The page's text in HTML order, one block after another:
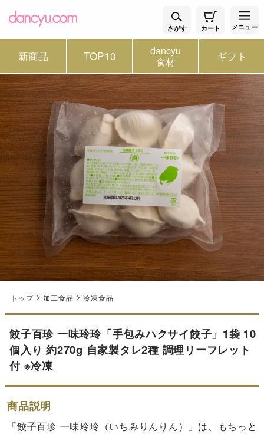
さがす カート メニュー
新商品 TOP10 dancyu
食材 ギフト
トップ 加工食品 冷凍食品
餃子百珍 一味玲玲「手包みハクサイ餃子」1袋 10
個入り 約270g 自家製タレ2種 調理リーフレット
付 ※冷凍
商品説明
「餃子百珍 一味玲玲（いちみりんりん）」は、もちっと